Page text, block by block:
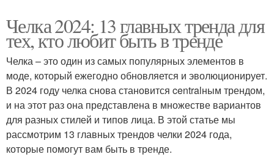
Челка 2024: 13 главных тренда для
тех, кто любит быть в тренде
Челка – это один из самых популярных элементов в
моде, который ежегодно обновляется и эволюционирует.
В 2024 году челка снова становится centralным трендом,
и на этот раз она представлена в множестве вариантов
для разных стилей и типов лица. В этой статье мы
рассмотрим 13 главных трендов челки 2024 года,
которые помогут вам быть в тренде.